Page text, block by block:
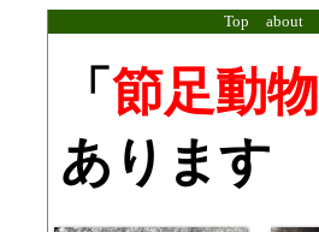
Top about
「 節足動物
あります